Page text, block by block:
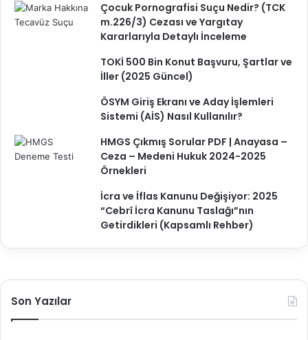
Çocuk Pornografisi Suçu Nedir? (TCK
m.226/3) Cezası ve Yargıtay
Kararlarıyla Detaylı İnceleme
TOKİ 500 Bin Konut Başvuru, Şartlar ve
İller (2025 Güncel)
ÖSYM Giriş Ekranı ve Aday İşlemleri
Sistemi (AİS) Nasıl Kullanılır?
HMGS Çıkmış Sorular PDF | Anayasa –
Ceza – Medeni Hukuk 2024-2025
Örnekleri
İcra ve İflas Kanunu Değişiyor: 2025
“Cebrî İcra Kanunu Taslağı”nın
Getirdikleri (Kapsamlı Rehber)
Son Yazılar